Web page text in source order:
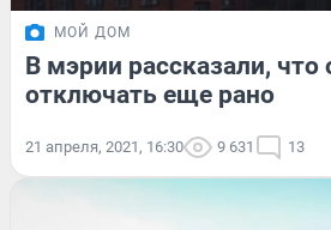
МОЙ ДОМ
В мэрии рассказали, что
отключать еще рано
21 апреля, 2021, 16:30 9 631 13